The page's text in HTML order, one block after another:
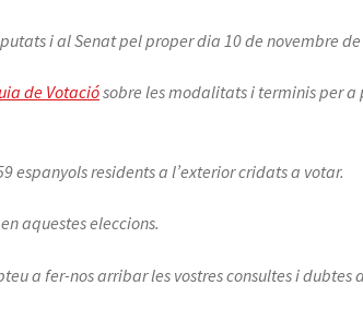
i al Senat pel proper dia 10 de novembre de
de Votaciósobre les modalitats i terminis per a
espanyols residents a l’exterior cridats a votar.
aquestes eleccions.
a fer-nos arribar les vostres consultes i dubtes